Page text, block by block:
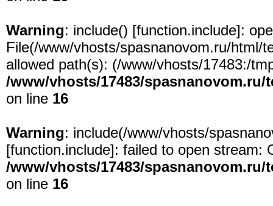
Warning: include() [function.include]:
File(/www/vhosts/spasnanovom.ru/html/
allowed path(s): (/www/vhosts/17483:/
/www/vhosts/17483/
on line 16
Warning: include(/www/vhosts/
[function.include]: failed to open stream:
/www/vhosts/17483/
on line 16